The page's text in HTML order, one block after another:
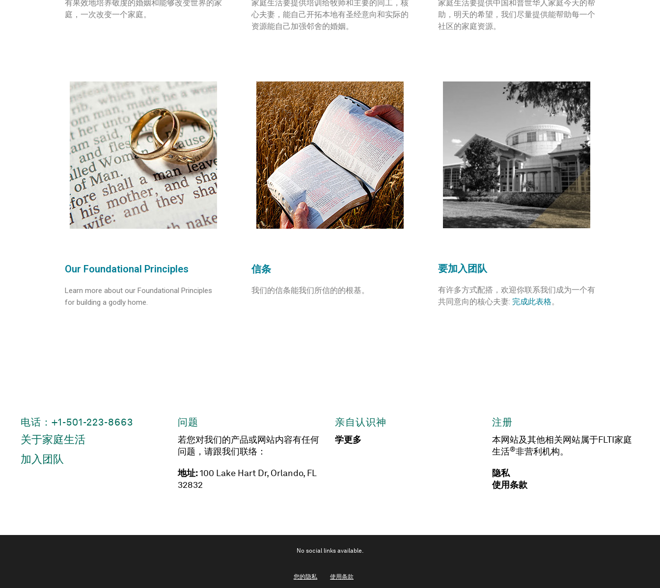
有果效地培养敬虔的婚姻和能够改变世界的家
庭，一次改变一个家庭。
家庭生活要提供培训给牧师和主要的同工，核
心夫妻，能自己开拓本地有圣经意向和实际的
资源能自己加强邻舍的婚姻。
家庭生活要提供中国和普世华人家庭今天的帮
助，明天的希望，我们尽量提供能帮助每一个
社区的家庭资源。
Our Foundational Principles
Learn more about our Foundational Principles
for building a godly home.
信条
我们的信条能我们所信的的根基。
要加入团队
有许多方式配搭，欢迎你联系我们成为一个有
共同意向的核心夫妻: 完成此表格。
电话：+1-501-223-8663
关于家庭生活
加入团队
问题
若您对我们的产品或网站内容有任何
问题，请跟我们联络：
地址:100 Lake Hart Dr, Orlando, FL
32832
亲自认识神
学更多
注册
本网站及其他相关网站属于FLTI家庭
生活®非营利机构。
隐私
使用条款
No social links available.
您的隐私 使用条款